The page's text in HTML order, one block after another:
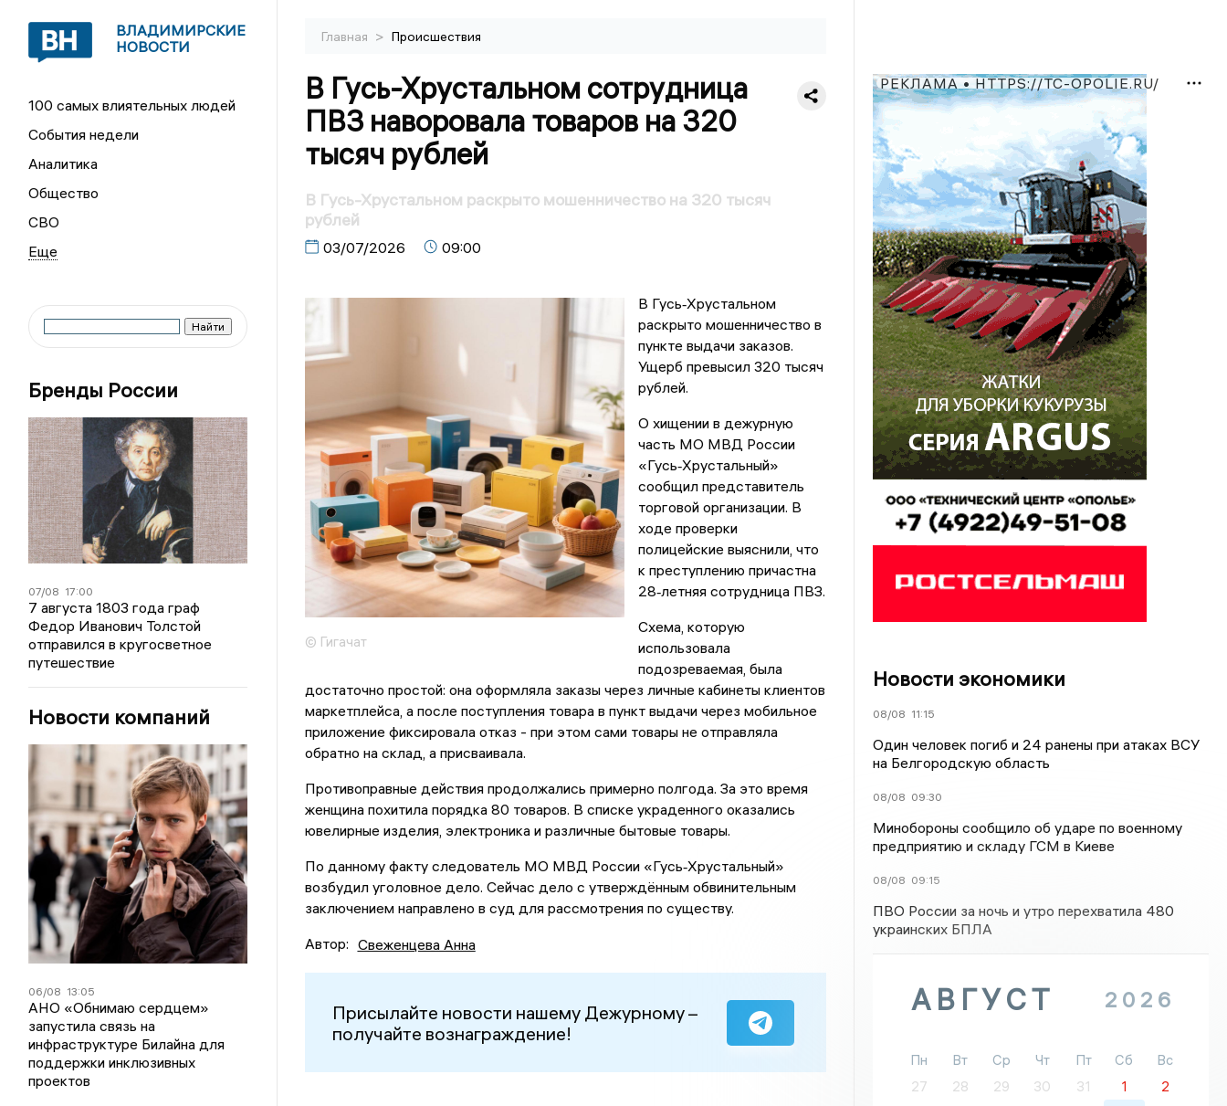
ВЛАДИМИРСКИЕ
НОВОСТИ
100 самых влиятельных людей
События недели
Аналитика
Общество
СВО
Бренды России
07/08 17:00
7 августа 1803 года граф
Федор Иванович Толстой
отправился в кругосветное
путешествие
Новости компаний
06/08 13:05
АНО «Обнимаю сердцем»
запустила связь на
инфраструктуре Билайна для
поддержки инклюзивных
проектов
Главная > Происшествия
В Гусь-Хрустальном сотрудница
ПВЗ наворовала товаров на 320
тысяч рублей
В Гусь-Хрустальном раскрыто мошенничество на 320 тысяч
рублей
03/07/2026 09:00
© Гигачат
В Гусь‑Хрустальном
раскрыто мошенничество в
пункте выдачи заказов.
Ущерб превысил 320 тысяч
рублей.
О хищении в дежурную
часть МО МВД России
«Гусь‑Хрустальный»
сообщил представитель
торговой организации. В
ходе проверки
полицейские выяснили, что
к преступлению причастна
28‑летняя сотрудница ПВЗ.
Схема, которую
использовала
подозреваемая, была
достаточно простой: она оформляла заказы через личные кабинеты клиентов
маркетплейса, а после поступления товара в пункт выдачи через мобильное
приложение фиксировала отказ - при этом сами товары не отправляла
обратно на склад, а присваивала.
Противоправные действия продолжались примерно полгода. За это время
женщина похитила порядка 80 товаров. В списке украденного оказались
ювелирные изделия, электроника и различные бытовые товары.
По данному факту следователь МО МВД России «Гусь‑Хрустальный»
возбудил уголовное дело. Сейчас дело с утверждённым обвинительным
заключением направлено в суд для рассмотрения по существу.
Автор: Свеженцева Анна
Присылайте новости нашему Дежурному –
получайте вознаграждение!
РЕКЛАМА • HTTPS://TC-OPOLIE.RU/
Новости экономики
08/08 11:15
Один человек погиб и 24 ранены при атаках ВСУ
на Белгородскую область
08/08 09:30
Минобороны сообщило об ударе по военному
предприятию и складу ГСМ в Киеве
08/08 09:15
ПВО России за ночь и утро перехватила 480
украинских БПЛА
АВГУСТ 2026
Пн Вт Ср Чт Пт Сб
Вс
27
28 29 30 31 1
2